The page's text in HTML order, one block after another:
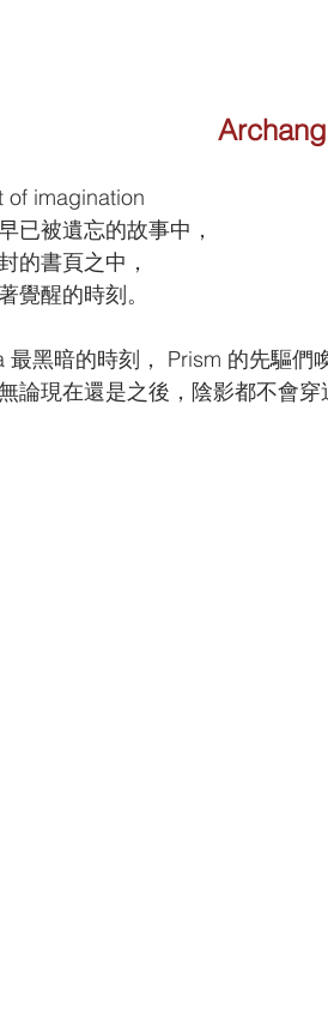
of imagination
已被遺忘的故事中，
的書頁之中，
覺醒的時刻。
最黑暗的時刻， Prism 的先驅
論現在還是之後，陰影都不會